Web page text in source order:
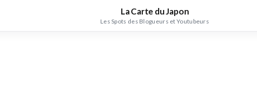
La Carte du Japon
Les Spots des Blogueurs et Youtubeurs